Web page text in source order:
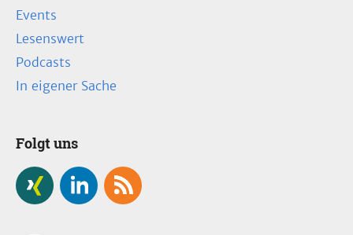
Events
Lesenswert
Podcasts
In eigener Sache
Folgt uns